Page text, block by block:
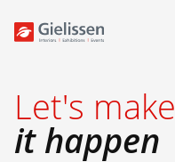
Let's make
it happen